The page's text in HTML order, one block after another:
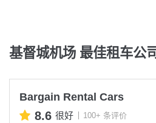
基督城机场 最佳租车公
Bargain Rental Cars
8.6 很好 100+ 条评价